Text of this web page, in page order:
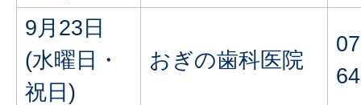
9月23日
(水曜日・
祝日)
おぎの歯科医院